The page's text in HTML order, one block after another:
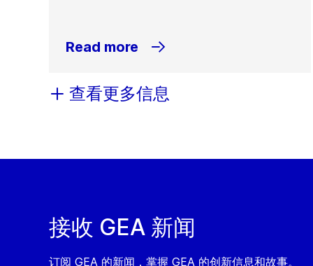
Read more
查看更多信息
接收 GEA 新闻
订阅 GEA 的新闻，掌握 GEA 的创新信息和故事。